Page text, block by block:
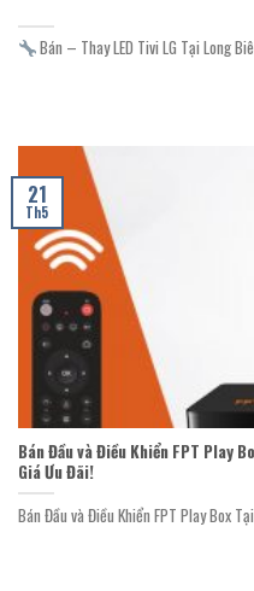
Bán – Thay LED Tivi LG Tại Long
Bán Đầu và Điều Khiển FPT Play
Giá Ưu Đãi!
Bán Đầu và Điều Khiển FPT Play Box
21
Th5